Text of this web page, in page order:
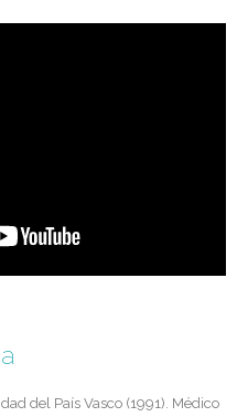
del País Vasco (1991). Médico